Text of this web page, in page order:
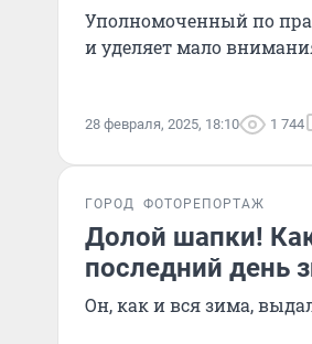
Уполномоченный по
и уделяет мало
28 февраля, 2025, 18:10 1 744
ГОРОД ФОТОРЕПОРТАЖ
Долой шапки!
последний день
Он, как и вся зима,